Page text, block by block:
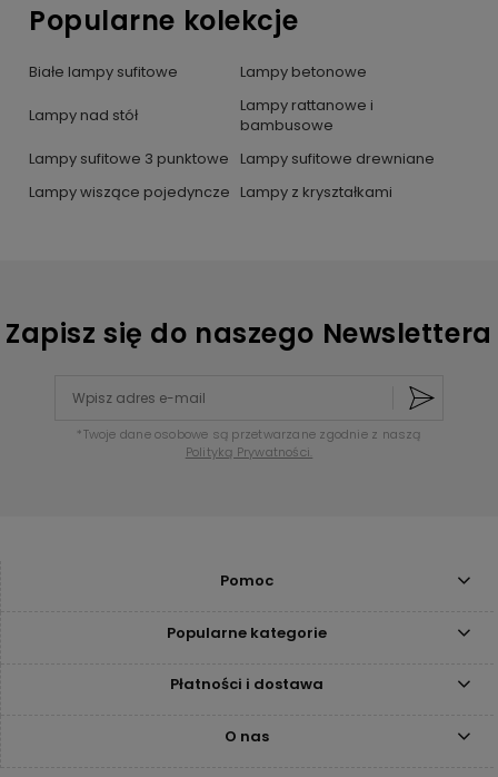
Popularne kolekcje
Białe lampy sufitowe Lampy betonowe
Lampy nad stół
Lampy rattanowe i
bambusowe
Lampy sufitowe 3 punktowe
Lampy sufitowe drewniane
Lampy wiszące pojedyncze Lampy z kryształkami
Zapisz się do naszego Newslettera
*Twoje dane osobowe są przetwarzane zgodnie z naszą
Polityką Prywatności.
Pomoc
Popularne kategorie
Płatności i dostawa
O nas